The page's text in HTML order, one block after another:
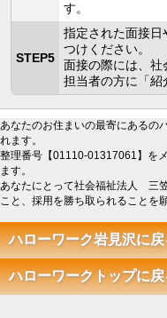
す。
STEP5
指定された面接日
つけください。
面接の際には、
担当者の方に「紹
あなたのお住まいの最寄にあるの
れます。
整理番号【01110-01317061】を
ます。
あなたにとって社会福祉法人 三
こと、採用を勝ち取られることを
ハローワーク岩見沢に戻
ハローワークトップに戻